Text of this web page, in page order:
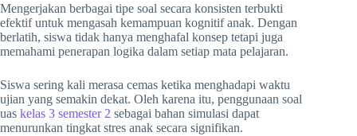
Mengerjakan berbagai tipe soal secara konsisten terbukti
efektif untuk mengasah kemampuan kognitif anak. Dengan
berlatih, siswa tidak hanya menghafal konsep tetapi juga
memahami penerapan logika dalam setiap mata pelajaran.
Siswa sering kali merasa cemas ketika menghadapi waktu
ujian yang semakin dekat. Oleh karena itu, penggunaan soal
uas kelas 3 semester 2 sebagai bahan simulasi dapat
menurunkan tingkat stres anak secara signifikan.